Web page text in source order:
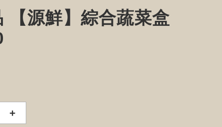
【源鮮】綜合蔬菜盒
+